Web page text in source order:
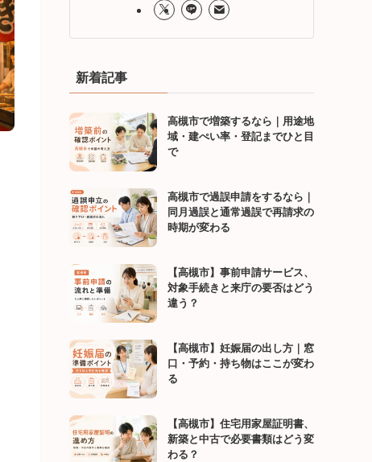
新着記事
高槻市で増築するなら｜用途地
域・建ぺい率・登記までひと目
で
高槻市で過誤申請をするなら｜
同月過誤と通常過誤で再請求の
時期が変わる
【高槻市】事前申請サービス、
対象手続きと来庁の要否はどう
違う？
【高槻市】妊娠届の出し方｜窓
口・予約・持ち物はここが変わ
る
【高槻市】住宅用家屋証明書、
新築と中古で必要書類はどう変
わる？